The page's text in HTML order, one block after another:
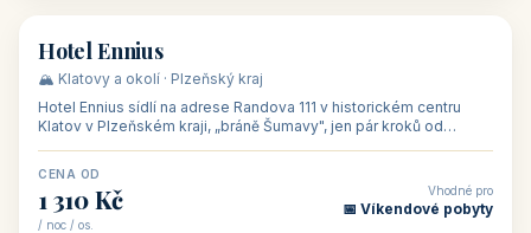
🏨 hotel
Hotel Ennius
🏔️ Klatovy a okolí · Plzeňský kraj
Hotel Ennius sídlí na adrese Randova 111 v historickém centru
Klatov v Plzeňském kraji, „bráně Šumavy", jen pár kroků od
CENA OD
1 310 Kč
/ noc / os.
Vhodné pro
📅 Víkendové pobyty